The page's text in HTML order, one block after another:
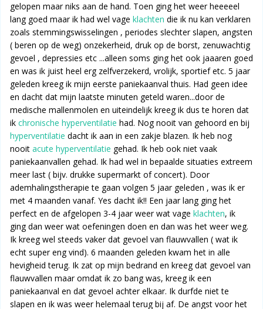
gelopen maar niks aan de hand. Toen ging het weer heeeeel
lang goed maar ik had wel vage klachten die ik nu kan verklaren
zoals stemmingswisselingen , periodes slechter slapen, angsten
( beren op de weg) onzekerheid, druk op de borst, zenuwachtig
gevoel , depressies etc ...alleen soms ging het ook jaaaren goed
en was ik juist heel erg zelfverzekerd, vrolijk, sportief etc. 5 jaar
geleden kreeg ik mijn eerste paniekaanval thuis. Had geen idee
en dacht dat mijn laatste minuten geteld waren...door de
medische mallenmolen en uiteindelijk kreeg ik dus te horen dat
ik chronische hyperventilatie had. Nog nooit van gehoord en bij
hyperventilatie dacht ik aan in een zakje blazen. Ik heb nog
nooit acute hyperventilatie gehad. Ik heb ook niet vaak
paniekaanvallen gehad. Ik had wel in bepaalde situaties extreem
meer last ( bijv. drukke supermarkt of concert). Door
ademhalingstherapie te gaan volgen 5 jaar geleden , was ik er
met 4 maanden vanaf. Yes dacht ik!! Een jaar lang ging het
perfect en de afgelopen 3-4 jaar weer wat vage klachten, ik
ging dan weer wat oefeningen doen en dan was het weer weg.
Ik kreeg wel steeds vaker dat gevoel van flauwvallen ( wat ik
echt super eng vind). 6 maanden geleden kwam het in alle
hevigheid terug. Ik zat op mijn bedrand en kreeg dat gevoel van
flauwvallen maar omdat ik zo bang was, kreeg ik een
paniekaanval en dat gevoel achter elkaar. Ik durfde niet te
slapen en ik was weer helemaal terug bij af. De angst voor het